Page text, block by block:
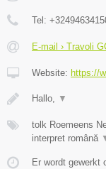
Tel:
E-mail › Travoli
Website: https://
Hallo, ▼
tolk Roemeens
interpret română
Er wordt gewerkt